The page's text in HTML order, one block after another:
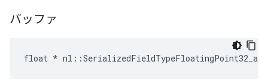
バッファ
float *